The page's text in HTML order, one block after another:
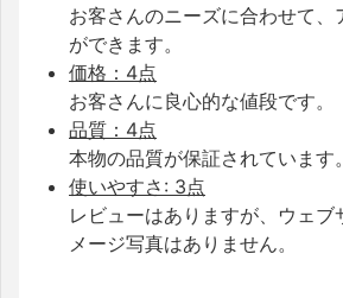
お客さんのニーズに合わせて、
ができます。
価格：4点
お客さんに良心的な値段です。
品質：4点
本物の品質が保証されています。
使いやすさ: 3点
レビューはありますが、ウェブ
メージ写真はありません。